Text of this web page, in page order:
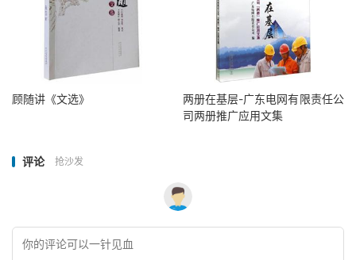
顾随讲《文选》
两册在基层-广东电网有限责任公
司两册推广应用文集
评论 抢沙发